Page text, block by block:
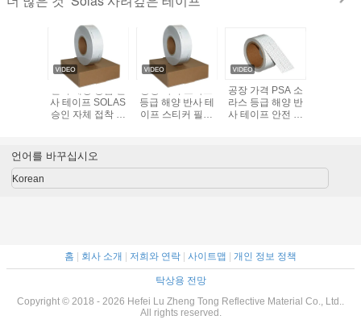
반사 테
정 구조
용
실버 해양 등급 반
사 테이프 SOLAS
승인 자체 접착 반
공장 가격 소라스
등급 해양 반사 테
이프 스티커 필름
공장 가격 PSA 소
라스 등급 해양 반
사 테이프 안전 가
언어를 바꾸십시오
Korean
홈 회사 소개 저희와 연락 사이트맵 개인 정보 정책
탁상용 전망
Copyright © 2018 - 2026 Hefei Lu Zheng Tong Reflective Material Co., Ltd..
All rights reserved.